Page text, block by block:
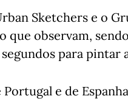
Sketchers e o
que observam,
para pintar
e de